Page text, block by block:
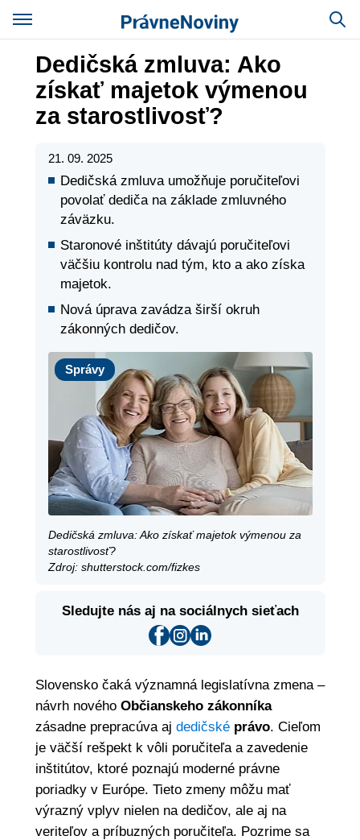
Dedičská zmluva: Ako
získať majetok výmenou
za starostlivosť?
21. 09. 2025
Dedičská zmluva umožňuje poručiteľovi
povolať dediča na základe zmluvného
záväzku.
Staronové inštitúty dávajú poručiteľovi
väčšiu kontrolu nad tým, kto a ako získa
majetok.
Nová úprava zavádza širší okruh
zákonných dedičov.
Správy
Správy
Dedičská zmluva: Ako získať majetok výmenou za
starostlivosť?
Zdroj: shutterstock.com/fizkes
Sledujte nás aj na sociálnych sieťach
Slovensko čaká významná legislatívna zmena –
návrh nového Občianskeho zákonníka
zásadne prepracúva aj dedičsképrávo. Cieľom
je väčší rešpekt k vôli poručiteľa a zavedenie
inštitútov, ktoré poznajú moderné právne
poriadky v Európe. Tieto zmeny môžu mať
výrazný vplyv nielen na dedičov, ale aj na
veriteľov a príbuzných poručiteľa. Pozrime sa